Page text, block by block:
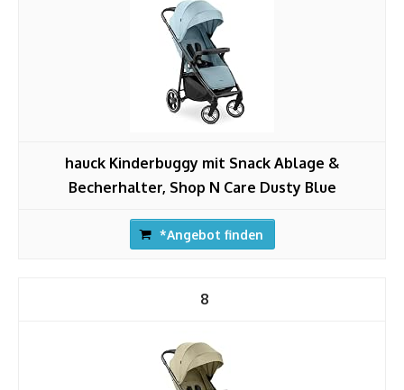
hauck Kinderbuggy mit Snack Ablage &
Becherhalter, Shop N Care Dusty Blue
*Angebot finden
8